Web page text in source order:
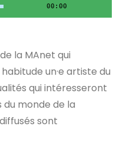
00:00
la MAnet qui
un·e artiste du
qui intéresseront
du monde de la
sont